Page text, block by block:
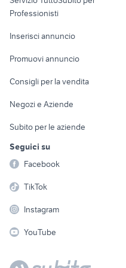
Informatica
Console e
Fotografia
Telefonia
Professionisti
Inserisci annuncio
Promuovi annuncio
Consigli per la vendita
Negozi e Aziende
Subito per le aziende
Seguici su
Facebook
TikTok
Instagram
YouTube